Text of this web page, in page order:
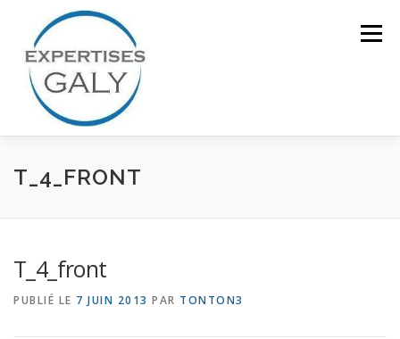
contenu
Menu
ACCUEIL NOTRE EXPERTISE
T_4_FRONT
T_4_front
PUBLIÉ LE 7 JUIN 2013 PAR TONTON3